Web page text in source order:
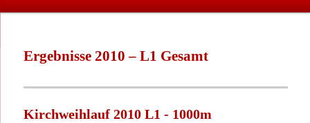
Inhalt
Ergebnisse 2010 – L1 Gesamt
Kirchweihlauf 2010 L1 - 1000m